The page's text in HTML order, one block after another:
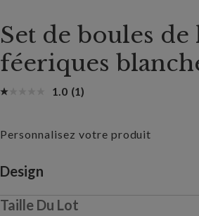
Set de boules
féeriques
1.0 (1)
Personnalisez votre produit
Variant selection
Design
Taille Du Lot